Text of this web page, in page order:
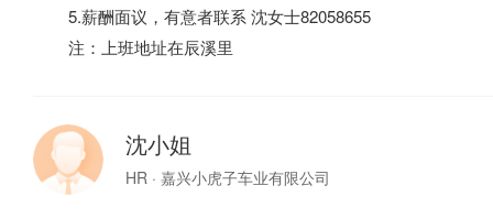
5.薪酬面议，有意者联系 沈女士82058655
注：上班地址在辰溪里
沈小姐
HR · 嘉兴小虎子车业有限公司